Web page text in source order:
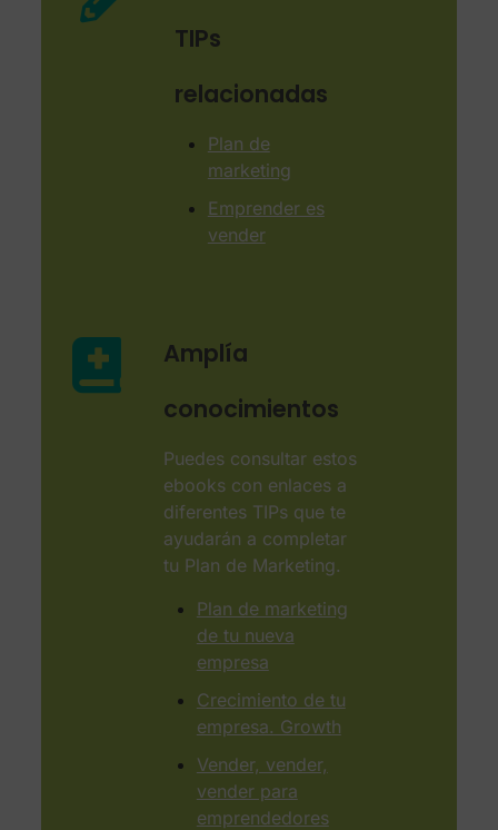
TIPs
relacionadas
Plan de
marketing
Emprender es
vender
Amplía
conocimientos
Puedes consultar estos
ebooks con enlaces a
diferentes TIPs que te
ayudarán a completar
tu Plan de Marketing.
Plan de marketing
de tu nueva
empresa
Crecimiento de tu
empresa. Growth
Vender, vender,
vender para
emprendedores